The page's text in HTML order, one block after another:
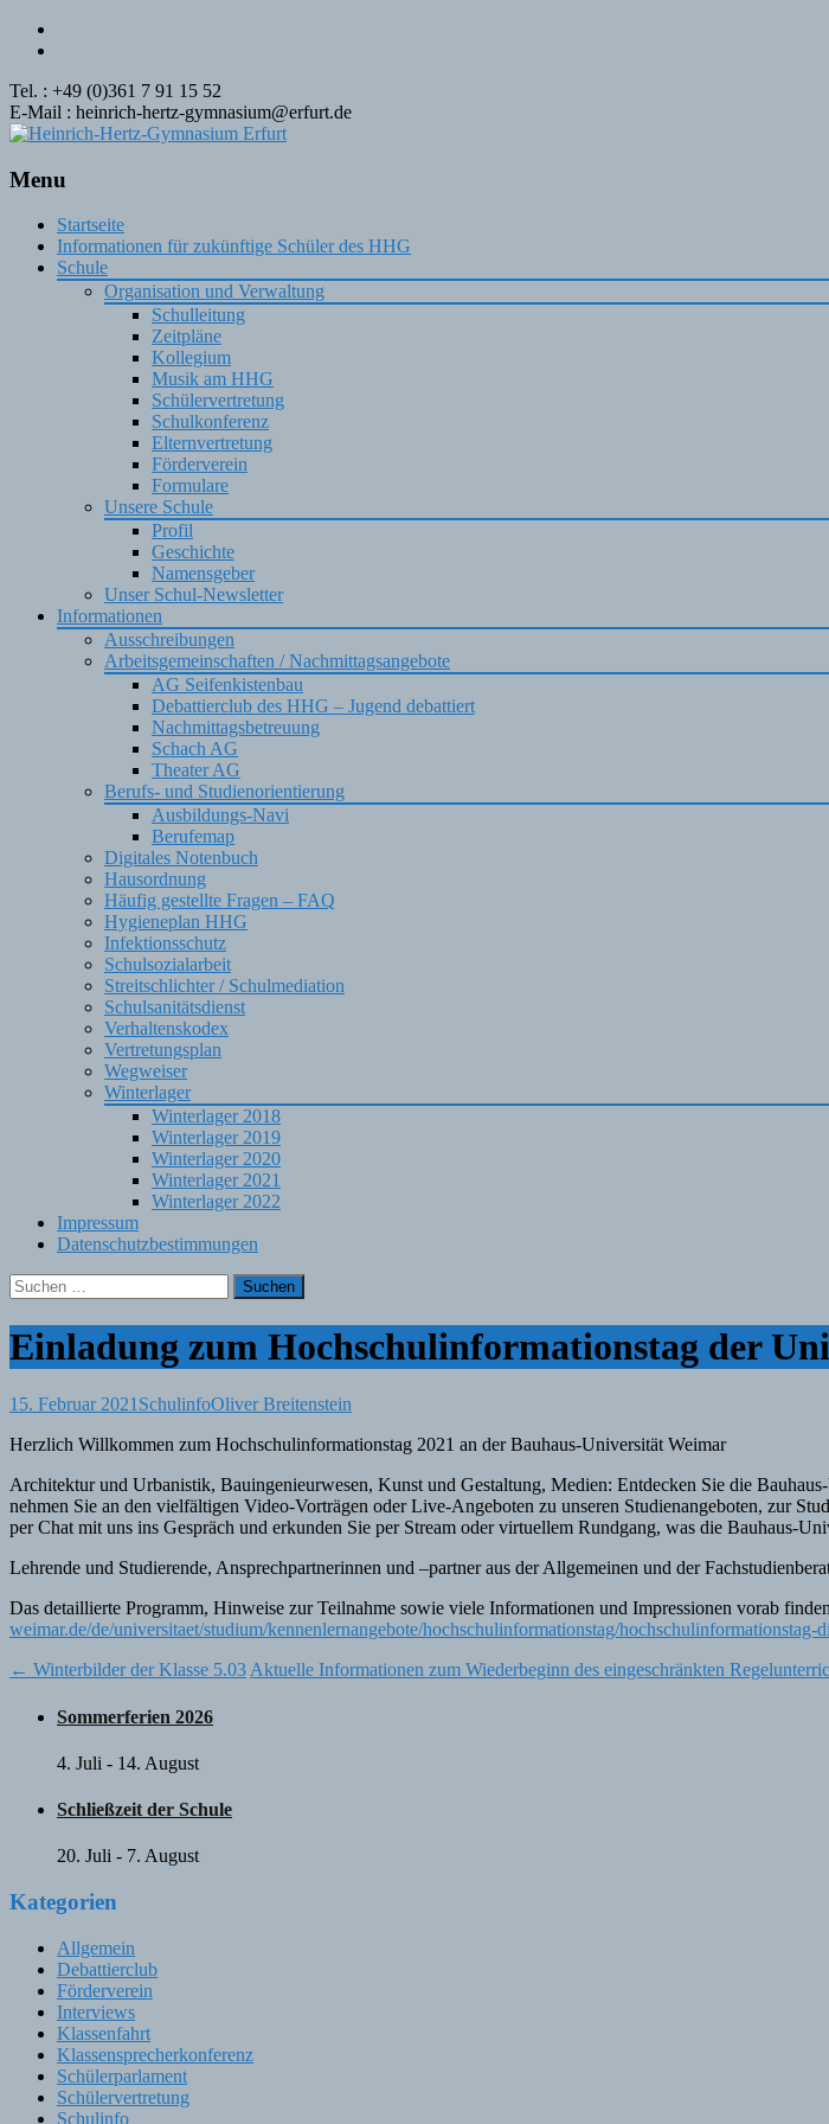
Tel. : +49 (0)361 7 91 15 52
E-Mail : heinrich-hertz-gymnasium@erfurt.de
Menu
Skip
content
Startseite
Informationen für zukünftige Schüler des HHG
Schule
Organisation und Verwaltung
Schulleitung
Zeitpläne
Kollegium
Musik am HHG
Schülervertretung
Schulkonferenz
Elternvertretung
Förderverein
Formulare
Unsere Schule
Profil
Geschichte
Namensgeber
Unser Schul-Newsletter
Informationen
Ausschreibungen
Arbeitsgemeinschaften / Nachmittagsangebote
AG Seifenkistenbau
Debattierclub des HHG – Jugend debattiert
Nachmittagsbetreuung
Schach AG
Theater AG
Berufs- und Studienorientierung
Ausbildungs-Navi
Berufemap
Digitales Notenbuch
Hausordnung
Häufig gestellte Fragen – FAQ
Hygieneplan HHG
Infektionsschutz
Schulsozialarbeit
Streitschlichter / Schulmediation
Schulsanitätsdienst
Verhaltenskodex
Vertretungsplan
Wegweiser
Winterlager
Winterlager 2018
Winterlager 2019
Winterlager 2020
Winterlager 2021
Winterlager 2022
Impressum
Datenschutzbestimmungen
Suchen
nach:
Einladung zum Hochschulinformationstag der
15. Februar 2021 SchulinfoOliver Breitenstein
Herzlich Willkommen zum Hochschulinformationstag 2021 an der Bauhaus-Universität Weimar
Architektur und Urbanistik, Bauingenieurwesen, Kunst und Gestaltung, Medien: Entdecken Sie die
nehmen Sie an den vielfältigen Video-Vorträgen oder Live-Angeboten zu unseren Studienangeboten, zur
per Chat mit uns ins Gespräch und erkunden Sie per Stream oder virtuellem Rundgang, was die Bauhaus-
Lehrende und Studierende, Ansprechpartnerinnen und –partner aus der Allgemeinen und der
Das detaillierte Programm, Hinweise zur Teilnahme sowie viele Informationen und Impressionen vorab
weimar.de/de/universitaet/studium/kennenlernangebote/hochschulinformationstag/hochschulinformationstag-
Post
navigation
← Winterbilder der Klasse 5.03 Aktuelle Informationen zum Wiederbeginn des eingeschränkten
Sommerferien 2026
4. Juli - 14. August
Schließzeit der Schule
20. Juli - 7. August
Kategorien
Allgemein
Debattierclub
Förderverein
Interviews
Klassenfahrt
Klassensprecherkonferenz
Schülerparlament
Schülervertretung
Schulinfo